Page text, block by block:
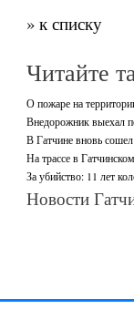
» к списку
Читайте
О пожаре на
Внедорожник выехал
В Гатчине вновь сошел
На трассе в
За убийство: 11 лет
Новости